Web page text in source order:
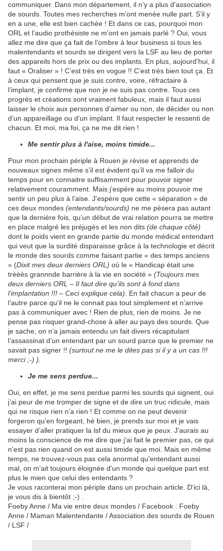
communiquer. Dans mon département, il n’y a plus d’association
de sourds. Toutes mes recherches m’ont menée nulle part. S’il y
en a une, elle est bien cachée ! Et dans ce cas, pourquoi mon
ORL et l’audio prothésiste ne m’ont en jamais parlé ? Oui, vous
allez me dire que ça fait de l’ombre à leur business si tous les
malentendants et sourds se dirigent vers la LSF au lieu de porter
des appareils hors de prix ou des implants. En plus, aujourd’hui, il
faut « Oraliser » ! C’est très en vogue !! C’est très bien tout ça. Et
à ceux qui pensent que je suis contre, voire, réfractaire à
l’implant, je confirme que non je ne suis pas contre. Tous ces
progrès et créations sont vraiment fabuleux, mais il faut aussi
laisser le choix aux personnes d’aimer ou non, de décider ou non
d’un appareillage ou d’un implant. Il faut respecter le ressenti de
chacun. Et moi, ma foi, ça ne me dit rien !
Me sentir plus à l'aise, moins timide...
Pour mon prochain périple à Rouen je révise et apprends de
nouveaux signes même s’il est évident qu’il va me falloir du
temps pour en connaitre suffisamment pour pouvoir signer
relativement couramment. Mais j’espère au moins pouvoir me
sentir un peu plus à l’aise. J’espère que cette « séparation » de
ces deux mondes (entendants/sourds) ne me pèsera pas autant
que la dernière fois, qu’un début de vrai relation pourra se mettre
en place malgré les préjugés et les non dits (de chaque côté)
dont le poids vient en grande partie du monde médical entendant
qui veut que la surdité disparaisse grâce à la technologie et décrit
le monde des sourds comme faisant partie « des temps anciens
» (Dixit mes deux derniers ORL) où le « Handicap était une
trèèès grannnde barrière à la vie en société » (Toujours mes
deux derniers ORL – Il faut dire qu’ils sont à fond dans
l’implantation !!! – Ceci explique cela). En fait chacun a peur de
l’autre parce qu’il ne le connait pas tout simplement et n’arrive
pas à communiquer avec ! Rien de plus, rien de moins. Je ne
pense pas risquer grand-chose à aller au pays des sourds. Que
je sache, on n’a jamais entendu un fait divers récapitulant
l’assassinat d’un entendant par un sourd parce que le premier ne
savait pas signer !! (surtout ne me le dites pas si il y a un cas !!!
merci ;-) ).
Je me sens perdue...
Oui, en effet, je me sens perdue parmi les sourds qui signent, oui
j’ai peur de me tromper de signe et de dire un truc ridicule, mais
qui ne risque rien n’a rien ! Et comme on ne peut devenir
forgeron qu’en forgeant, hé bien, je prends sur moi et je vais
essayer d’aller pratiquer la lsf du mieux que je peux. J’aurais au
moins la conscience de me dire que j’ai fait le premier pas, ce qui
n’est pas rien quand on est aussi timide que moi. Mais en même
temps, ne trouvez-vous pas cela anormal qu'entendant aussi
mal, on m'ait toujours éloignée d'un monde qui quelque part est
plus le mien que celui des entendants ?
Je vous raconterai mon périple dans un prochain article. D’ici là,
je vous dis à bientôt ;-) .
Foeby Anne / Ma vie entre deux mondes / Facebook : Foeby
Anne / Maman Malentendante / Association des sourds de Rouen
/ LSF /